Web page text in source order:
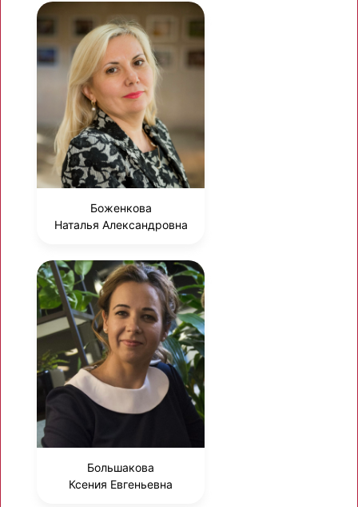
Боженкова
Наталья Александровна
Большакова
Ксения Евгеньевна